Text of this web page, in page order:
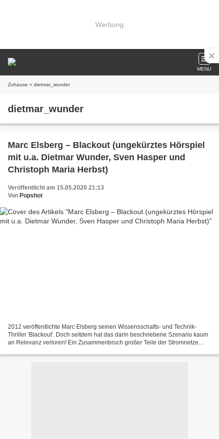
Werbung
MENU
Zuhause » dietmar_wunder
dietmar_wunder
Marc Elsberg – Blackout (ungekürztes Hörspiel
mit u.a. Dietmar Wunder, Sven Hasper und
Christoph Maria Herbst)
Veröffentlicht am 15.05.2020 21:13
Von Popshot
2012 veröffentlichte Marc Elsberg seinen Wissensschafts- und Technik-
Thriller 'Blackout'. Doch seitdem hat das darin beschriebene Szenario kaum
an Relevanz verloren! Ein Zusammenbruch großer Teile der Stromnetze